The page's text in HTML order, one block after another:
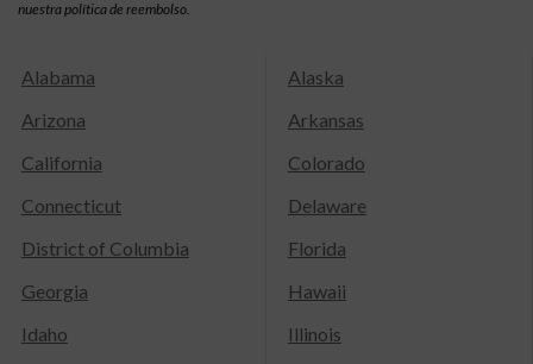
nuestra política de reembolso.
Alabama
Alaska
Arizona
Arkansas
California
Colorado
Connecticut
Delaware
District of Columbia
Florida
Georgia
Hawaii
Idaho
Illinois